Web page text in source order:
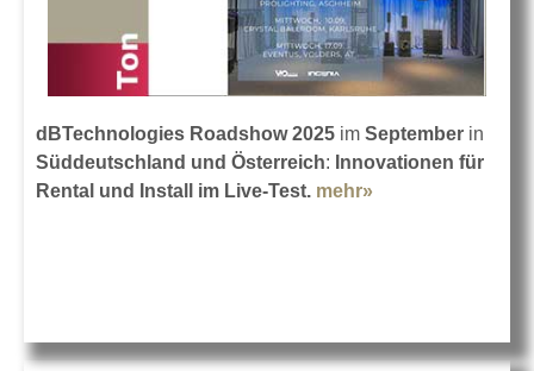
dBTechnologies Roadshow 2025 im September in
Süddeutschland und Österreich: Innovationen für
Rental und Install im Live-Test. mehr»